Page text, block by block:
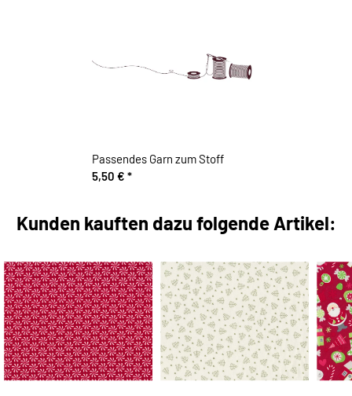
Passendes Garn zum Stoff
5,50 € *
Kunden kauften dazu folgende Artikel: